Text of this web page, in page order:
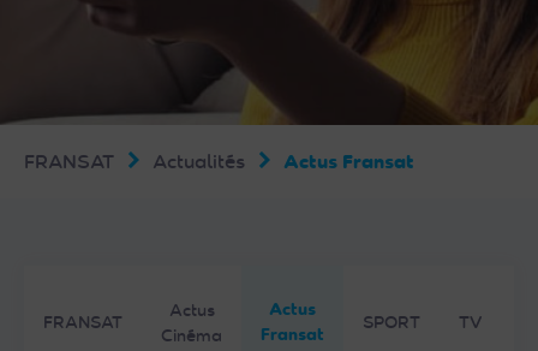
FRANSAT Actualités Actus Fransat
FRANSAT
Actus
Cinéma
Actus
Fransat
SPORT TV